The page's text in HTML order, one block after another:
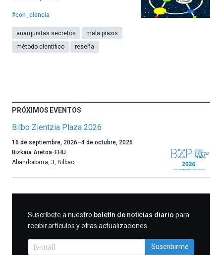
#con_ciencia
anarquistas secretos
mala praxis
método científico
reseña
PRÓXIMOS EVENTOS
Bilbo Zientzia Plaza 2026
Un
año
más,
celebración
16 de septiembre, 2026–4 de octubre, 2026
Bizkaia Aretoa-EHU
Abandoibarra, 3, Bilbao
SUSCRIBIRME
Suscríbete a nuestro boletín de noticias diario para
recibir artículos y otras actualizaciones.
Suscribirme